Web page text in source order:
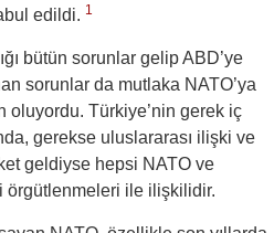
edildi. 1
bütün sorunlar gelip ABD’ye
sorunlar da mutlaka NATO’ya
oluyordu. Türkiye’nin gerek iç
gerekse uluslararası ilişki ve
geldiyse hepsi NATO ve
örgütlenmeleri ile ilişkilidir.